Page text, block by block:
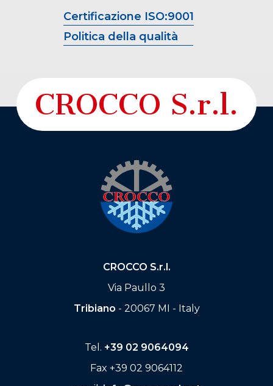
Certificazione ISO:9001
Politica della qualità
CROCCO S.r.l.
CROCCO S.r.l.
Via Paullo 3
Tribiano - 20067 MI - Italy
Tel. +39 02 9064094
Fax +39 02 9064112